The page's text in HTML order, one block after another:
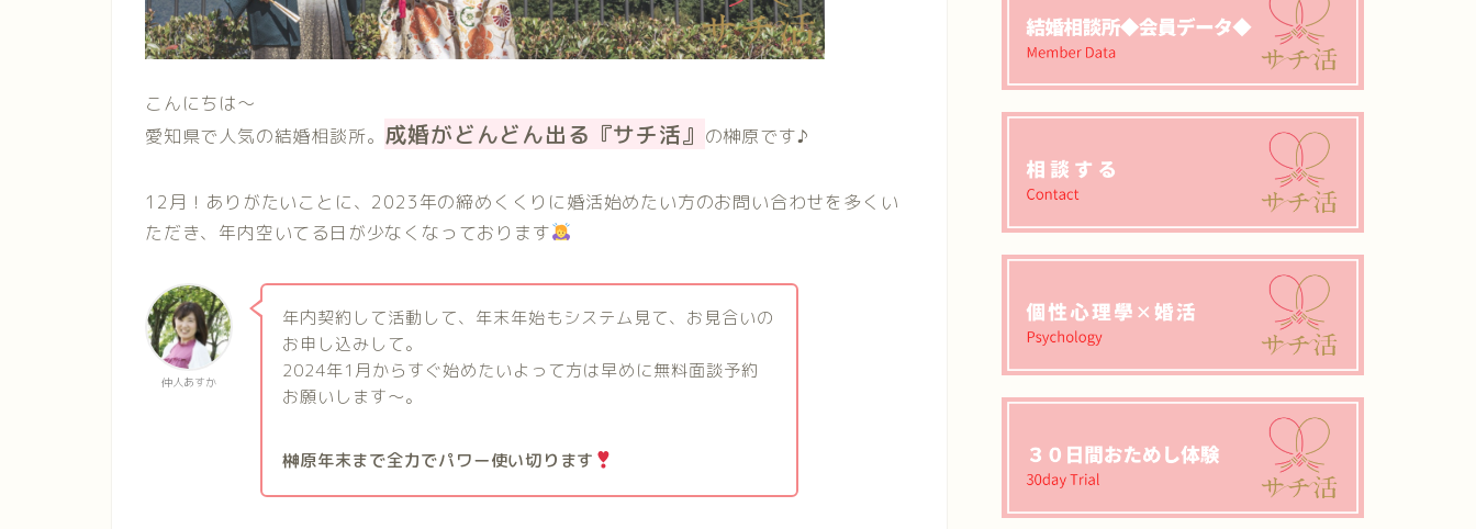
こんにちは〜
愛知県で人気の結婚相談所。 成婚がどんどん出る『サチ活』 の榊原です♪
12月！ありがたいことに、2023年の締めくくりに婚活始めたい方のお問い合わせを多くい
ただき、年内空いてる日が少なくなっております
仲人あすか
年内契約して活動して、年末年始もシステム見て、お見合いの
お申し込みして。
2024年1月からすぐ始めたいよって方は早めに無料面談予約
お願いします〜。
榊原年末まで全力でパワー使い切ります